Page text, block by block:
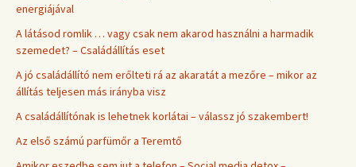
energiájával
A látásod romlik … vagy csak nem akarod használni a harmadik
szemedet? – Családállítás eset
A jó családállító nem erőlteti rá az akaratát a mezőre – mikor az
állítás teljesen más irányba visz
A családállítónak is lehetnek korlátai – válassz jó szakembert!
Az első számú parfümőr a Teremtő